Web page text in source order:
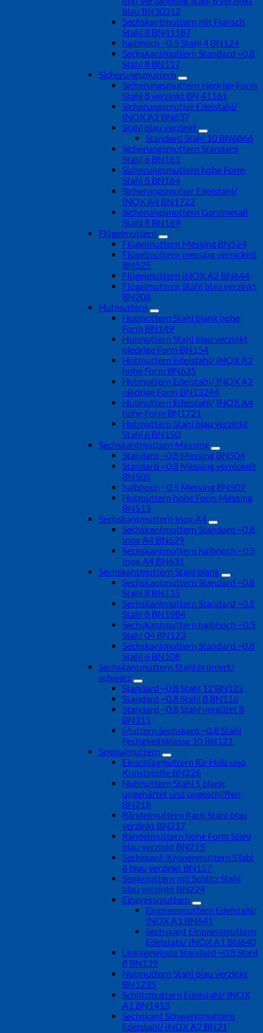
blau BN30312
Sechskantmuttern mit Flansch
Stahl 8 BN41187
halbhoch ~0.5 Stahl 4 BN124
Sechskantmuttern Standard ~0.8
Stahl 8 BN117
Sicherungsmuttern
Sicherungsmuttern niedrige Form
Stahl 8 verzinkt BN 41161
Sicherungsmutter Edelstahl/
INOX A2 BN637
Stahl blau verzinkt
Standard Stahl 10 BN6866
Sicherungsmuttern Standard
Stahl 6 BN161
Sicherungsmuttern hohe Form
Stahl 8 BN164
Sicherungsmutter Edelstahl/
INOX A4 BN1722
Sicherungsmuttern Ganzmetall
Stahl 8 BN169
Flügelmuttern
Flügelmuttern Messing BN524
Flügelmuttern messing vernickelt
BN525
Flügelmuttern INOX A2 BN644
Flügelmuttern Stahl blau verzinkt
BN208
Hutmuttern
Hutmuttern Stahl blank hohe
Form BN149
Hutmuttern Stahl blau verzinkt
niedrige Form BN154
Hutmuttern Edelstahl/ INOX A2
hohe Form BN635
Hutmuttern Edelstahl/ INOX A2
niedrige Form BN13244
Hutmuttern Edelstahl/ INOX A4
hohe Form BN1721
Hutmuttern Stahl blau verzinkt
Stahl 6 BN150
Sechskantmuttern Messing
Standard ~0.8 Messing BN504
Standard ~0.8 Messing vernickelt
BN505
halbhoch ~0.5 Messing BN507
Hutmuttern hohe Form Messing
BN513
Sechskantmuttern Inox A4
Sechskantmuttern Standard ~0.8
Inox A4 BN629
Sechskantmuttern halbhoch ~0.5
Inox A4 BN631
Sechskantmuttern Stahl blank
Sechskantmuttern Standard ~0.8
Stahl 8 BN115
Sechskantmuttern Standard ~0.8
Stahl 8 BN1984
Sechskantmuttern halbhoch ~0.5
Stahl 04 BN123
Sechskantmuttern Standard ~0.8
Stahl 6 BN108
Sechskantmuttern Stahl brüniert/
schwarz
Standard ~0.8 Stahl 12 BN122
Standard ~0.8 Stahl 8 BN116
Standard ~0.8 Stahl vergütet 8
BN311
Muttern Sechskant ~0.8 Stahl
Festigkeitsklasse 10 BN121
Spezialmuttern
Einschlagmuttern für Holz und
Kunststoffe BN226
Nutmuttern Stahl 5 blank
ungehärtet und ungeschliffen
BN218
Rändelmuttern flach Stahl blau
verzinkt BN217
Rändelmuttern hohe Form Stahl
blau verzinkt BN215
Sechskant-Kronenmuttern STahl
8 blau verzinkt BN157
Senkmuttern mit Schlitz Stahl
blau verzinkt BN224
Einpressmuttern
Einpressmuttern Edelstahl/
INOX A1 BN641
Sechskant Einpressmuttern
Edelstahl/ INOX A1 BN640
Linksgewinde Standard ~0.8 Stahl
8 BN139
Nutmuttern Stahl blau verzinkt
BN1235
Schlitzmuttern Edelstahl/ INOX
A1 BN1413
Sechskant Schweissmuttern
Edelstahl/ INOX A2 BN31